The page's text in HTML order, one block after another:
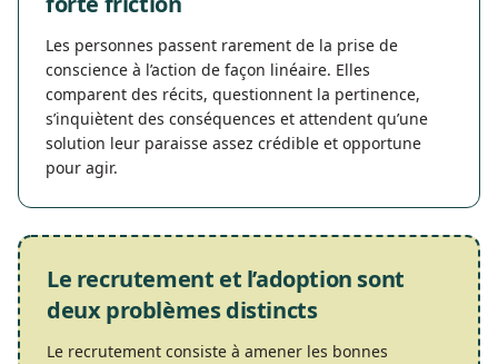
Les personnes passent rarement de la prise de
conscience à l’action de façon linéaire. Elles
comparent des récits, questionnent la pertinence,
s’inquiètent des conséquences et attendent qu’une
solution leur paraisse assez crédible et opportune
pour agir.
Le recrutement et l’adoption sont
deux problèmes distincts
Le recrutement consiste à amener les bonnes